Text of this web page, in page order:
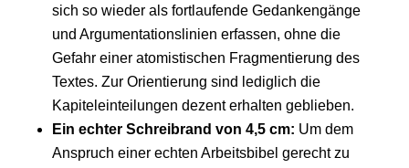
sich so wieder als fortlaufende Gedankengänge
und Argumentationslinien erfassen, ohne die
Gefahr einer atomistischen Fragmentierung des
Textes. Zur Orientierung sind lediglich die
Kapiteleinteilungen dezent erhalten geblieben.
Ein echter Schreibrand von 4,5 cm: Um dem
Anspruch einer echten Arbeitsbibel gerecht zu